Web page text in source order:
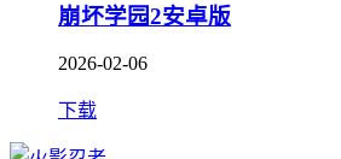
崩坏学园2安卓版
2026-02-06
下载